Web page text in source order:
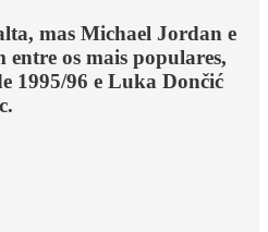
mas Michael Jordan e
os mais populares,
1995/96 e Luka Dončić